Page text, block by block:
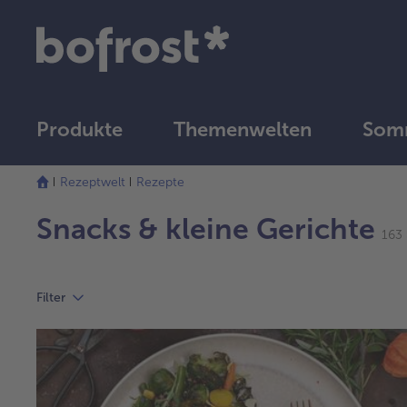
Produkte Themenwelten
Rezeptwelt
Rezepte
Snacks & kleine Gerichte 163
Filter